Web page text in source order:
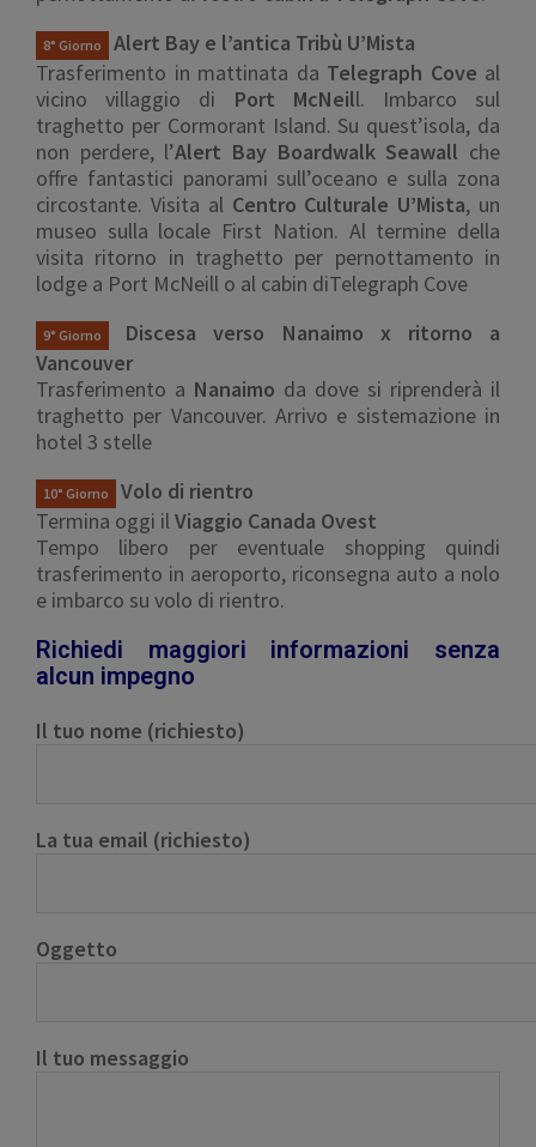
8° Giorno
Alert Bay e l’antica Tribù U’Mista
Trasferimento in mattinata da Telegraph Cove al
vicino villaggio di Port McNeill. Imbarco sul
traghetto per Cormorant Island. Su quest’isola, da
non perdere, l’Alert Bay Boardwalk Seawall che
offre fantastici panorami sull’oceano e sulla zona
circostante. Visita al Centro Culturale U’Mista, un
museo sulla locale First Nation. Al termine della
visita ritorno in traghetto per pernottamento in
lodge a Port McNeill o al cabin diTelegraph Cove
9° Giorno
Discesa verso Nanaimo x ritorno a
Vancouver
Trasferimento a Nanaimo da dove si riprenderà il
traghetto per Vancouver. Arrivo e sistemazione in
hotel 3 stelle
10° Giorno
Volo di rientro
Termina oggi ilViaggio Canada Ovest
Tempo libero per eventuale shopping quindi
trasferimento in aeroporto, riconsegna auto a nolo
e imbarco su volo di rientro.
Richiedi maggiori informazioni senza
alcun impegno
Il tuo nome (richiesto)
La tua email (richiesto)
Oggetto
Il tuo messaggio